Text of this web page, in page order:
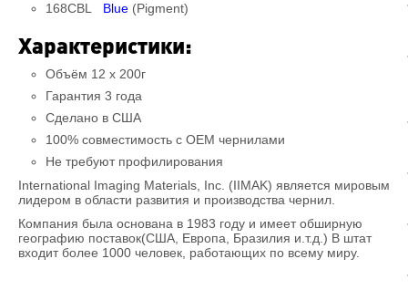
168CBL Blue (Pigment)
Характеристики:
Объём 12 x 200г
Гарантия 3 года
Сделано в США
100% совместимость c OEM чернилами
Не требуют профилирования
International Imaging Materials, Inc. (IIMAK) является мировым
лидером в области развития и производства чернил.
Компания была основана в 1983 году и имеет обширную
географию поставок(США, Европа, Бразилия и.т.д.) В штат
входит более 1000 человек, работающих по всему миру.